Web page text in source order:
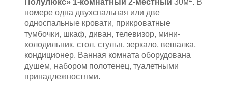
Полулюкс» 1-комнатный 2-местный 30м . В
номере одна двухспальная или две
односпальные кровати, прикроватные
тумбочки, шкаф, диван, телевизор, мини-
холодильник, стол, стулья, зеркало, вешалка,
кондиционер. Ванная комната оборудована
душем, набором полотенец, туалетными
принадлежностями.